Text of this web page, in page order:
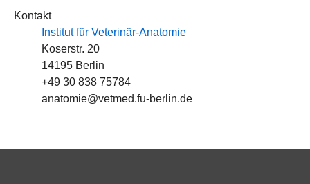
Kontakt
Institut für Veterinär-Anatomie
Koserstr. 20
14195 Berlin
+49 30 838 75784
anatomie@vetmed.fu-berlin.de